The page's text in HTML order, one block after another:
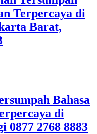
Terpercaya di
Barat,
Bahasa
di
0877 2768 8883